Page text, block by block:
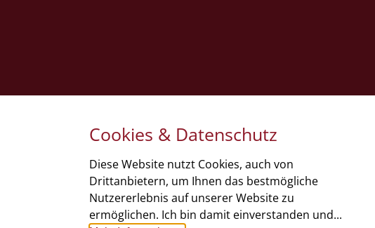
Cookies & Datenschutz
Diese Website nutzt Cookies, auch von
Drittanbietern, um Ihnen das bestmögliche
Nutzererlebnis auf unserer Website zu
ermöglichen. Ich bin damit einverstanden und...